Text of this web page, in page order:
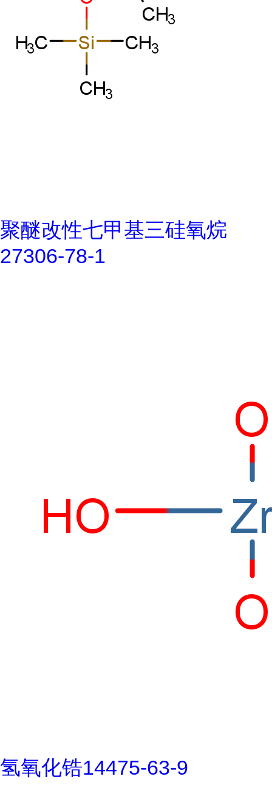
聚醚改性七甲基三硅氧烷
27306-78-1
氢氧化锆14475-63-9